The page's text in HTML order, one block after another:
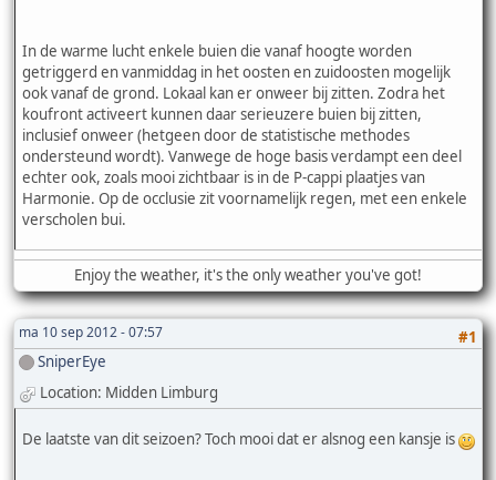
In de warme lucht enkele buien die vanaf hoogte worden
getriggerd en vanmiddag in het oosten en zuidoosten mogelijk
ook vanaf de grond. Lokaal kan er onweer bij zitten. Zodra het
koufront activeert kunnen daar serieuzere buien bij zitten,
inclusief onweer (hetgeen door de statistische methodes
ondersteund wordt). Vanwege de hoge basis verdampt een deel
echter ook, zoals mooi zichtbaar is in de P-cappi plaatjes van
Harmonie. Op de occlusie zit voornamelijk regen, met een enkele
verscholen bui.
Enjoy the weather, it's the only weather you've got!
ma 10 sep 2012 - 07:57
#1
SniperEye
Location: Midden Limburg
De laatste van dit seizoen? Toch mooi dat er alsnog een kansje is